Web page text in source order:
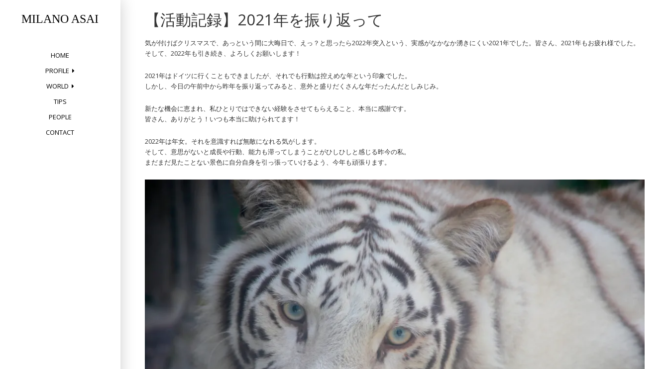
contentMILANO ASAI
HOME
PROFILE
WORLD
TIPS
PEOPLE
CONTACT
【活動記録】2021年を振り返って
気が付けばクリスマスで、あっという間に大晦日で、えっ？と思ったら2022年突入という、実感がなかなか湧きにくい2021年でした。皆さん、2021年もお疲れ様でした。
そして、2022年も引き続き、よろしくお願いします！
2021年はドイツに行くこともできましたが、それでも行動は控えめな年という印象でした。
しかし、今日の午前中から昨年を振り返ってみると、意外と盛りだくさんな年だったんだとしみじみ。
新たな機会に恵まれ、私ひとりではできない経験をさせてもらえること、本当に感謝です。
皆さん、ありがとう！いつも本当に助けられてます！
2022年は年女。それを意識すれば無敵になれる気がします。
そして、意思がないと成長や行動、能力も滞ってしまうことがひしひしと感じる昨今の私。
まだまだ見たことない景色に自分自身を引っ張っていけるよう、今年も頑張ります。